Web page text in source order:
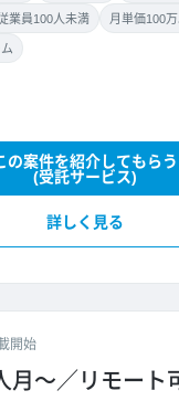
業員100人未満 月単価100
詳しく見る
の案件を紹介してもらう
(受託サービス)
開始
月～／リモート